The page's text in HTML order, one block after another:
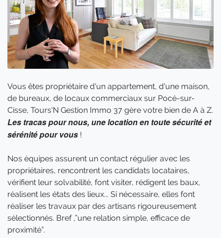
Vous êtes propriétaire d'un appartement, d'une maison,
de bureaux, de locaux commerciaux sur Pocé-sur-
Cisse, Tours'N Gestion Immo 37 gère votre bien de A à Z.
Les tracas pour nous, une location en toute sécurité et
sérénité pour vous !
Nos équipes assurent un contact régulier avec les
propriétaires, rencontrent les candidats locataires,
vérifient leur solvabilité, font visiter, rédigent les baux,
réalisent les états des lieux... Si nécessaire, elles font
réaliser les travaux par des artisans rigoureusement
sélectionnés. Bref ,”une relation simple, efficace de
proximité”.